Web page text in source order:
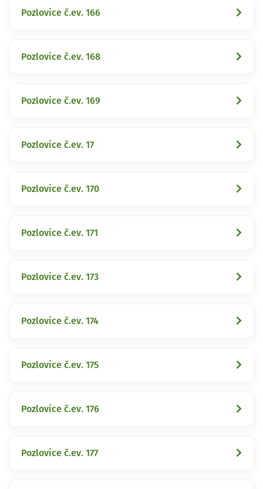
Pozlovice č.ev. 166
Pozlovice č.ev. 168
Pozlovice č.ev. 169
Pozlovice č.ev. 17
Pozlovice č.ev. 170
Pozlovice č.ev. 171
Pozlovice č.ev. 173
Pozlovice č.ev. 174
Pozlovice č.ev. 175
Pozlovice č.ev. 176
Pozlovice č.ev. 177